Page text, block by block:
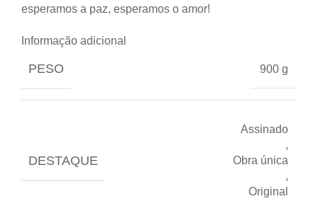
esperamos a paz, esperamos o amor!
Informação adicional
PESO 900 g
DESTAQUE
Assinado
,
Obra única
,
Original